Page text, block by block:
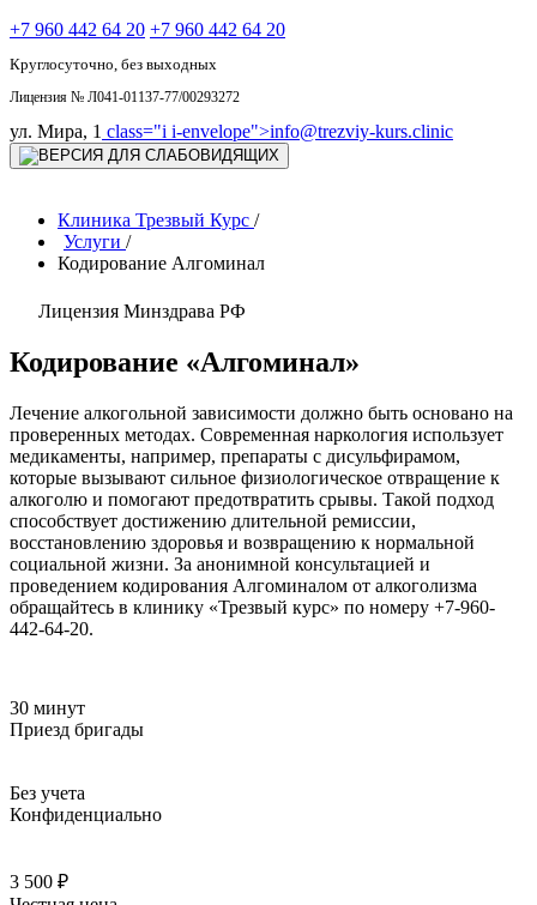
+7 960 442 64 20 +7 960 442 64 20
Круглосуточно, без выходных
Лицензия № Л041-01137-77/00293272
ул. Мира, 1 class="i i-envelope">info@trezviy-kurs.clinic
Клиника Трезвый Курс /
Услуги /
Кодирование Алгоминал
Лицензия Минздрава РФ
Кодирование «Алгоминал»
Лечение алкогольной зависимости должно быть основано на
проверенных методах. Современная наркология использует
медикаменты, например, препараты с дисульфирамом,
которые вызывают сильное физиологическое отвращение к
алкоголю и помогают предотвратить срывы. Такой подход
способствует достижению длительной ремиссии,
восстановлению здоровья и возвращению к нормальной
социальной жизни. За анонимной консультацией и
проведением кодирования Алгоминалом от алкоголизма
обращайтесь в клинику «Трезвый курс» по номеру +7-960-
442-64-20.
30 минут
Приезд бригады
Без учета
Конфиденциально
3 500 ₽